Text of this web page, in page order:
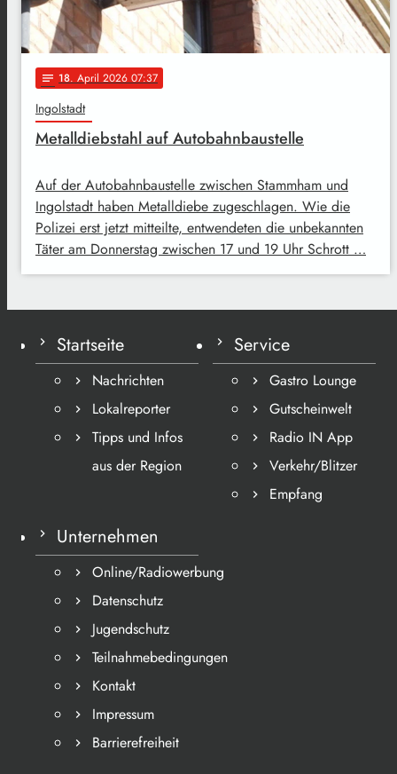
notes 18. April 2026 07:37
Ingolstadt
Metalldiebstahl auf Autobahnbaustelle
Auf der Autobahnbaustelle zwischen Stammham und
Ingolstadt haben Metalldiebe zugeschlagen. Wie die
Polizei erst jetzt mitteilte, entwendeten die unbekannten
Täter am Donnerstag zwischen 17 und 19 Uhr Schrott …
Startseite
Nachrichten
Lokalreporter
Tipps und Infos
aus der Region
Service
Gastro Lounge
Gutscheinwelt
Radio IN App
Verkehr/Blitzer
Empfang
Unternehmen
Online/Radiowerbung
Datenschutz
Jugendschutz
Teilnahmebedingungen
Kontakt
Impressum
Barrierefreiheit